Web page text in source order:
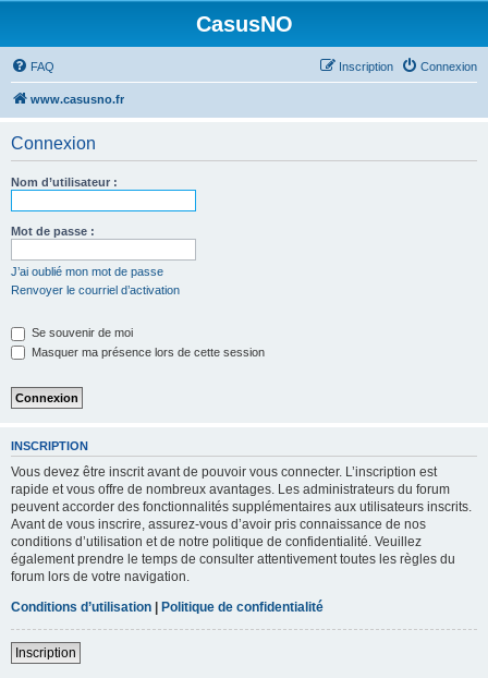
CasusNO
FAQ Connexion
Inscription
www.casusno.fr
Connexion
Nom d’utilisateur :
Mot de passe :
J’ai oublié mon mot de passe
Renvoyer le courriel d’activation
Se souvenir de moi
Masquer ma présence lors de cette session
INSCRIPTION
Vous devez être inscrit avant de pouvoir vous connecter. L’inscription est
rapide et vous offre de nombreux avantages. Les administrateurs du forum
peuvent accorder des fonctionnalités supplémentaires aux utilisateurs inscrits.
Avant de vous inscrire, assurez-vous d’avoir pris connaissance de nos
conditions d’utilisation et de notre politique de confidentialité. Veuillez
également prendre le temps de consulter attentivement toutes les règles du
forum lors de votre navigation.
Conditions d’utilisation | Politique de confidentialité
Inscription